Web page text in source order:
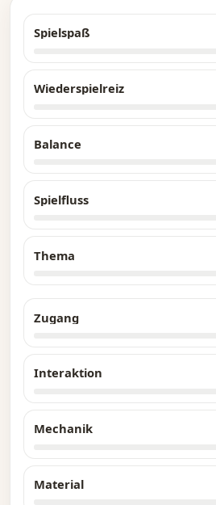
Spielspaß
Wiederspielreiz
Balance
Spielfluss
Thema
Zugang
Interaktion
Mechanik
Material